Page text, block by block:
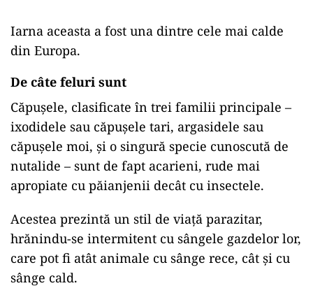
Iarna aceasta a fost una dintre cele mai calde
din Europa.
De câte feluri sunt
Căpușele, clasificate în trei familii principale –
ixodidele sau căpușele tari, argasidele sau
căpușele moi, și o singură specie cunoscută de
nutalide – sunt de fapt acarieni, rude mai
apropiate cu păianjenii decât cu insectele.
Acestea prezintă un stil de viață parazitar,
hrănindu-se intermitent cu sângele gazdelor lor,
care pot fi atât animale cu sânge rece, cât și cu
sânge cald.